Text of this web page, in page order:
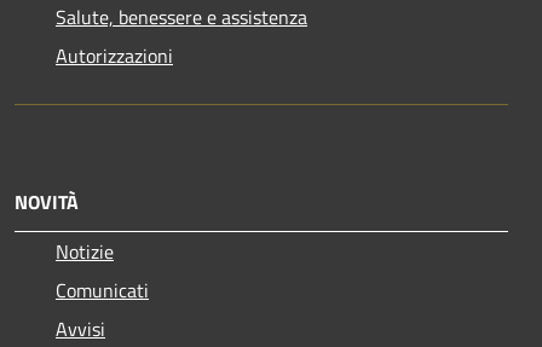
Salute, benessere e assistenza
Autorizzazioni
NOVITÀ
Notizie
Comunicati
Avvisi